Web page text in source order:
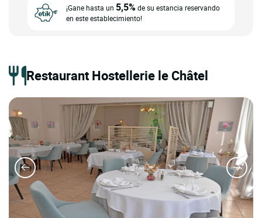
¡Gane hasta un 5,5%de su estancia reservando
en este establecimiento!
Restaurant Hostellerie le Châtel